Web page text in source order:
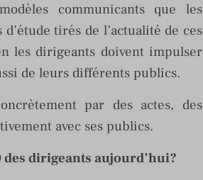
communicants que les
tirés de l’actualité de ces
les dirigeants doivent impulser
de leurs différents publics.
par des actes, des
avec ses publics.
dirigeants aujourd’hui?